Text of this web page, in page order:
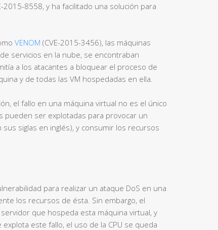
8558, y ha facilitado una solución para
VENOM (CVE-2015-3456), las máquinas
servicios en la nube, se encontraban
a los atacantes a bloquear el proceso de
y de todas las VM hospedadas en ella.
el fallo en una máquina virtual no es el único
pueden ser explotadas para provocar un
siglas en inglés), y consumir los recursos
para realizar un ataque DoS en una
los recursos de ésta. Sin embargo, el
que hospeda esta máquina virtual, y
este fallo, el uso de la CPU se queda